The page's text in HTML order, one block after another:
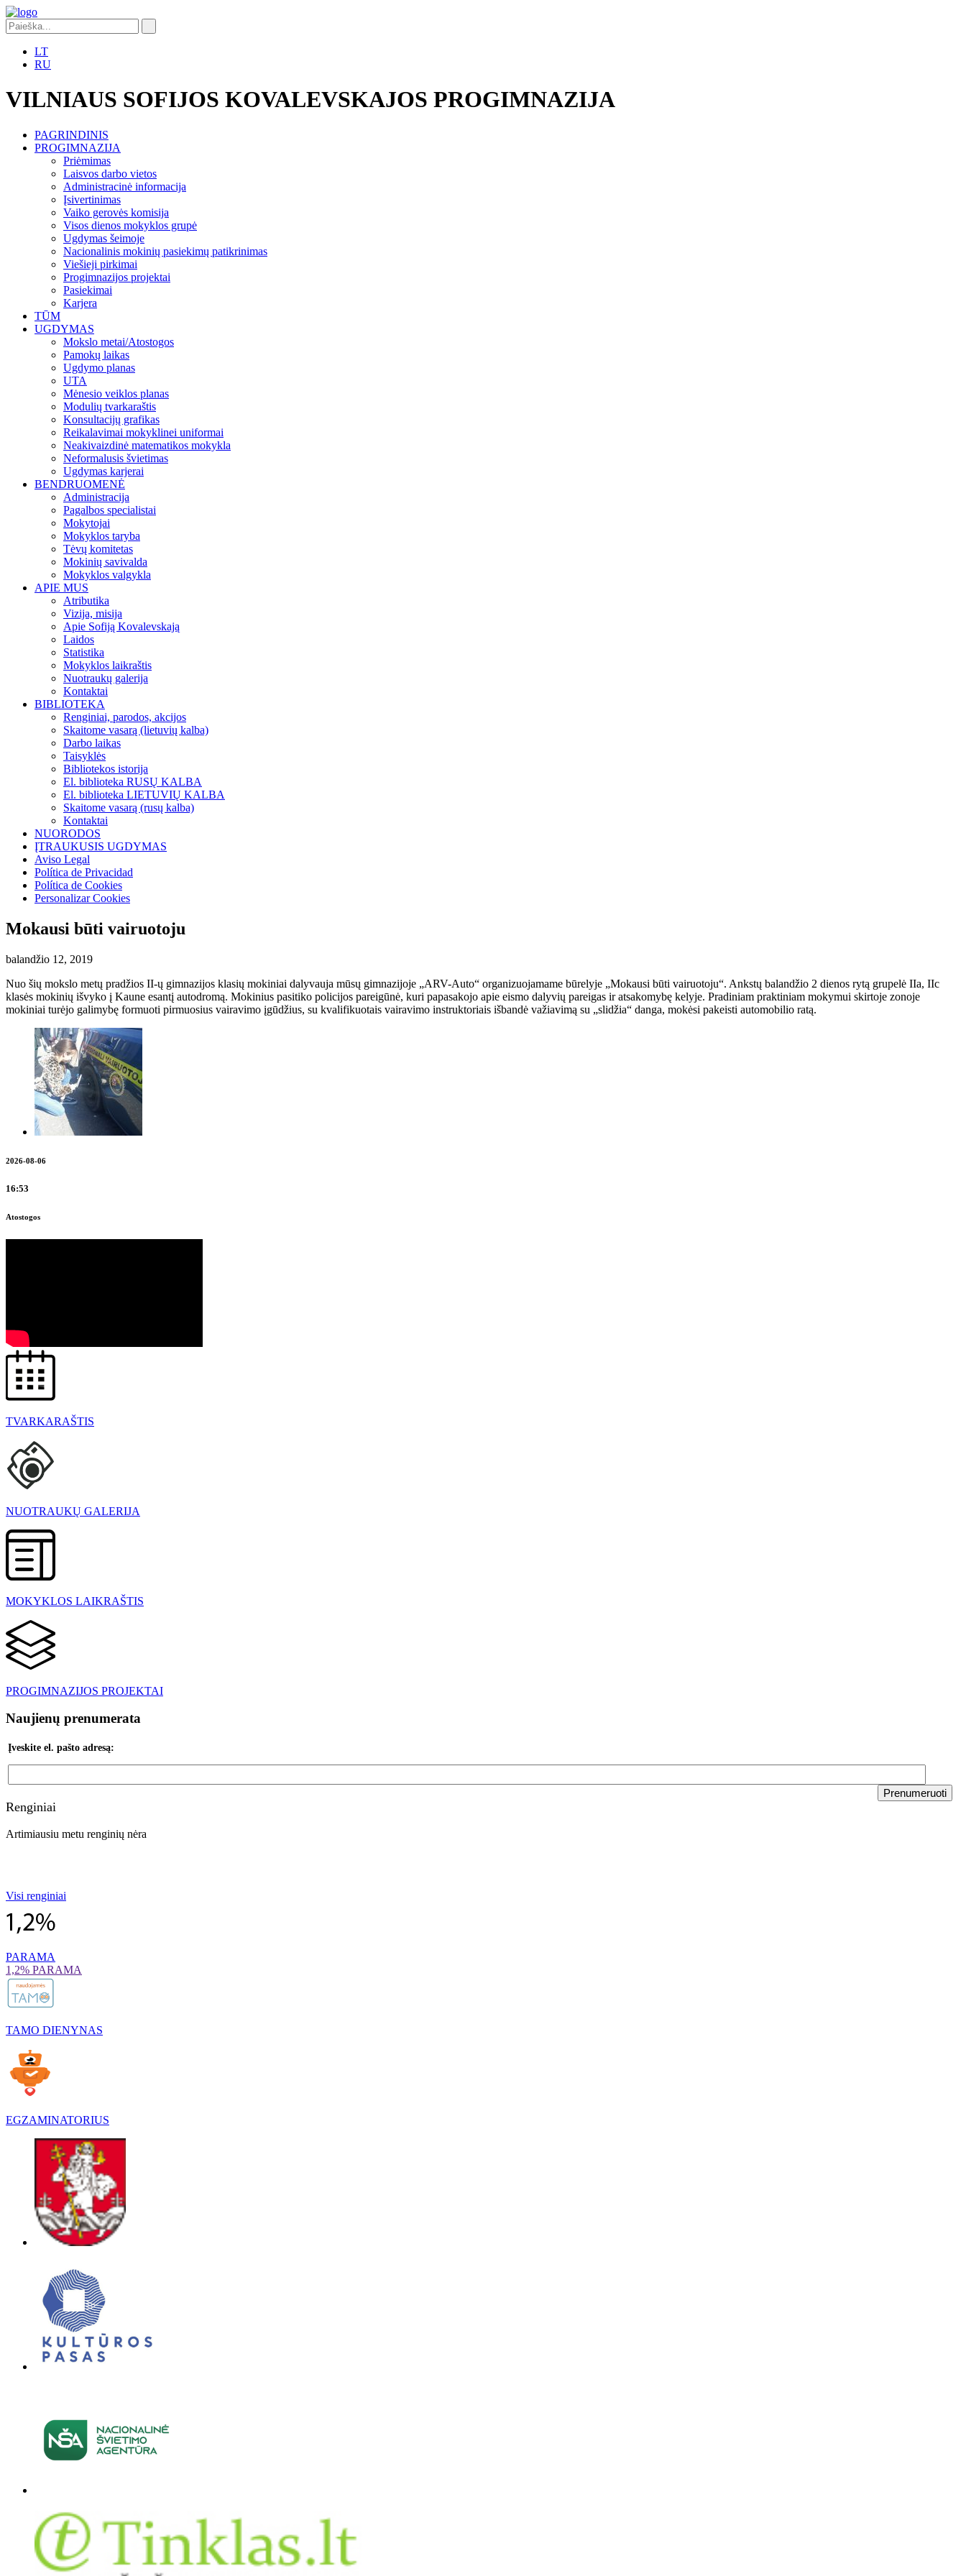
LT
RU
VILNIAUS SOFIJOS KOVALEVSKAJOS PROGIMNAZIJA
PAGRINDINIS
PROGIMNAZIJA
Priėmimas
Laisvos darbo vietos
Administracinė informacija
Įsivertinimas
Vaiko gerovės komisija
Visos dienos mokyklos grupė
Ugdymas šeimoje
Nacionalinis mokinių pasiekimų patikrinimas
Viešieji pirkimai
Progimnazijos projektai
Pasiekimai
Karjera
TŪM
UGDYMAS
Mokslo metai/Atostogos
Pamokų laikas
Ugdymo planas
UTA
Mėnesio veiklos planas
Modulių tvarkaraštis
Konsultacijų grafikas
Reikalavimai mokyklinei uniformai
Neakivaizdinė matematikos mokykla
Neformalusis švietimas
Ugdymas karjerai
BENDRUOMENĖ
Administracija
Pagalbos specialistai
Mokytojai
Mokyklos taryba
Tėvų komitetas
Mokinių savivalda
Mokyklos valgykla
APIE MUS
Atributika
Vizija, misija
Apie Sofiją Kovalevskają
Laidos
Statistika
Mokyklos laikraštis
Nuotraukų galerija
Kontaktai
BIBLIOTEKA
Renginiai, parodos, akcijos
Skaitome vasarą (lietuvių kalba)
Darbo laikas
Taisyklės
Bibliotekos istorija
El. biblioteka RUSŲ KALBA
El. biblioteka LIETUVIŲ KALBA
Skaitome vasarą (rusų kalba)
Kontaktai
NUORODOS
ĮTRAUKUSIS UGDYMAS
Aviso Legal
Política de Privacidad
Política de Cookies
Personalizar Cookies
Mokausi būti vairuotoju
balandžio 12, 2019
Nuo šių mokslo metų pradžios II-ų gimnazijos klasių mokiniai dalyvauja mūsų gimnazijoje „ARV-Auto“ organizuojamame būrelyje „Mokausi būti vairuotoju“. Ankstų balandžio 2 dienos rytą grupelė IIa, IIc
klasės mokinių išvyko į Kaune esantį autodromą. Mokinius pasitiko policijos pareigūnė, kuri papasakojo apie eismo dalyvių pareigas ir atsakomybę kelyje. Pradiniam praktiniam mokymui skirtoje zonoje
mokiniai turėjo galimybę formuoti pirmuosius vairavimo įgūdžius, su kvalifikuotais vairavimo instruktoriais išbandė važiavimą su „slidžia“ danga, mokėsi pakeisti automobilio ratą.
2026-08-06
16:53
Atostogos
TVARKARAŠTIS
NUOTRAUKŲ GALERIJA
MOKYKLOS LAIKRAŠTIS
PROGIMNAZIJOS PROJEKTAI
Naujienų prenumerata
Įveskite el. pašto adresą:
Renginiai
Artimiausiu metu renginių nėra
Visi renginiai
PARAMA
1,2% PARAMA
TAMO DIENYNAS
EGZAMINATORIUS